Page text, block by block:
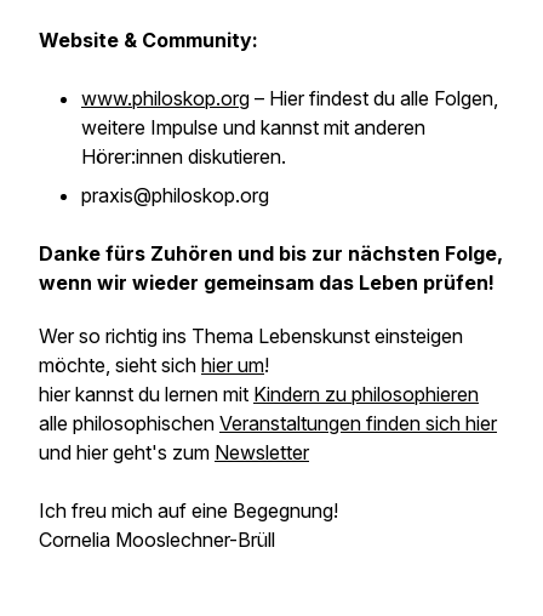
Website & Community:
www.philoskop.org – Hier findest du alle Folgen,
weitere Impulse und kannst mit anderen
Hörer:innen diskutieren.
praxis@philoskop.org
Danke fürs Zuhören und bis zur nächsten Folge,
wenn wir wieder gemeinsam das Leben prüfen!
Wer so richtig ins Thema Lebenskunst einsteigen
möchte, sieht sich hier um!
hier kannst du lernen mit Kindern zu philosophieren
alle philosophischen Veranstaltungen finden sich hier
und hier geht's zum Newsletter
Ich freu mich auf eine Begegnung!
Cornelia Mooslechner-Brüll